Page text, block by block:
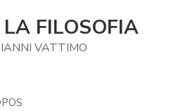
FILOSOFIA
VATTIMO